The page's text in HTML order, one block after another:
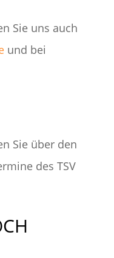
Sie uns auch
und bei
Sie über den
des TSV